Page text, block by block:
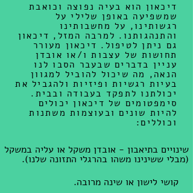
דיכאון הוא בעיה נפוצה וכואבת
שמשפיעה באופן שלילי על
רגשותינו, על מחשבותינו
והתנהגותנו. למרבה המזל, דיכאון
גם ניתן לטיפול. דיכאון מעורר
תחושות של עצבות ו/או אובדן
עניין בדברים שבעבר הסבו לנו
הנאה, מה שיכול להוביל למגוון
בעיות רגשיות ופיזיות ולהגביל את
יכולתנו לתפקד בעבודה ובבית.
סימפטומים של דיכאון יכולים
להיות שונים ובעוצמות משתנות
וכוללים:
שינויים בתיאבון - אובדן משקל או עליה במשקל
(מבלי ששינינו משהו בהרגלי התזונה שלנו).
קושי לישון או שינה מרובה.